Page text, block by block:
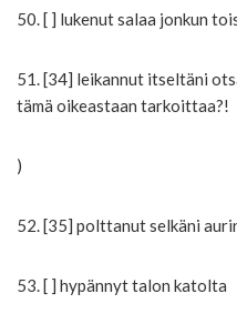
50. [ ] lukenut salaa jonkun
51. [34] leikannut itseltäni
tämä oikeastaan tarkoittaa?!
)
52. [35] polttanut selkäni
53. [ ] hypännyt talon katolta